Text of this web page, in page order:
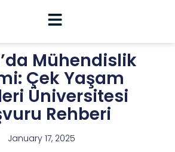
Mühendislik
Çek Yaşam
Üniversitesi
Rehberi
January 17, 2025